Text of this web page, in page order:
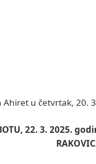
Ahiret u četvrtak, 20.
22. 3. 2025.